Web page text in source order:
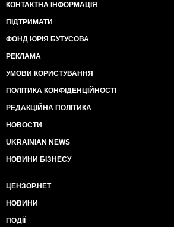
КОНТАКТНА ІНФОРМАЦІЯ
ПІДТРИМАТИ
ФОНД ЮРІЯ БУТУСОВА
РЕКЛАМА
УМОВИ КОРИСТУВАННЯ
ПОЛІТИКА КОНФІДЕНЦІЙНОСТІ
РЕДАКЦІЙНА ПОЛІТИКА
НОВОСТИ
UKRAINIAN NEWS
НОВИНИ БІЗНЕСУ
ЦЕНЗОР.НЕТ
НОВИНИ
ПОДІЇ